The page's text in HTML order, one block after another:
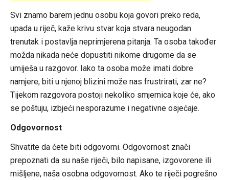
Svi znamo barem jednu osobu koja govori preko reda,
upada u riječ, kaže krivu stvar koja stvara neugodan
trenutak i postavlja neprimjerena pitanja. Ta osoba također
možda nikada neće dopustiti nikome drugome da se
umiješa u razgovor. Iako ta osoba može imati dobre
namjere, biti u njenoj blizini može nas frustrirati, zar ne?
Tijekom razgovora postoji nekoliko smjernica koje će, ako
se poštuju, izbjeći nesporazume i negativne osjećaje.
Odgovornost
Shvatite da ćete biti odgovorni. Odgovornost znači
prepoznati da su naše riječi, bilo napisane, izgovorene ili
mišljene, naša osobna odgovornost. Ako te riječi pogrešno